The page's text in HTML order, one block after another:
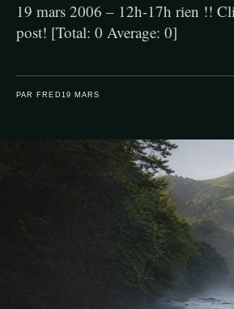
19 mars 2006 – 12h-17h rien !!
post! [Total: 0 Average: 0]
PAR FRED 19 MARS